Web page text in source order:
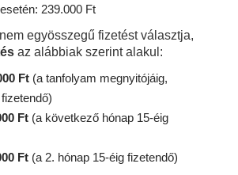
239.000 Ft
egyösszegű fizetést választja,
az alábbiak szerint alakul:
Ft (a tanfolyam megnyitójáig,
Ft (a következő hónap 15-éig
Ft (a 2. hónap 15-éig fizetendő)